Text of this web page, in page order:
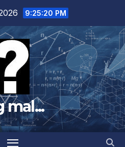
9:25:21 PM
mal...